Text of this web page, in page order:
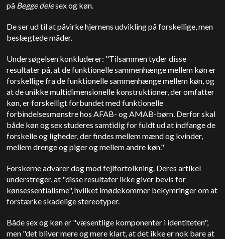
på Begge delesex og køn.
De ser ud til at påvirke hjernens udvikling på forskellige, men
beslægtede måder.
Undersøgelsen konkluderer: "Tilsammen tyder disse
resultater på, at de funktionelle sammenhænge mellem køn er
forskellige fra de funktionelle sammenhænge mellem køn, og
at de unikke multidimensionelle konstruktioner, der omfatter
køn, er forskelligt forbundet med funktionelle
forbindelsesmønstre hos AFAB- og AMAB-børn. Derfor skal
både køn og sex studeres samtidig for fuldt ud at indfange de
forskelle og ligheder, der findes mellem mænd og kvinder,
mellem drenge og piger og mellem andre køn."
Forskerne advarer dog mod fejlfortolkning. Deres artikel
understreger, at "disse resultater ikke giver bevis for
kønsessentialisme", hvilket imødekommer bekymringer om at
forstærke skadelige stereotyper.
Både sex og køn er "væsentlige komponenter i identiteten",
men "det bliver mere og mere klart, at det ikke er nok bare at